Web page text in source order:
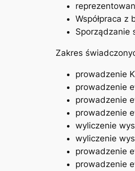
Współpraca z
Sporządzanie
Zakres
prowadzenie
prowadzenie
prowadzenie
prowadzenie
wyliczenie
wyliczenie
prowadzenie
prowadzenie